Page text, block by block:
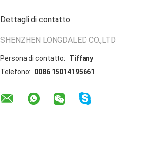
Dettagli di contatto
SHENZHEN LONGDALED CO.,LTD
Persona di contatto:
Tiffany
Telefono:
0086 15014195661